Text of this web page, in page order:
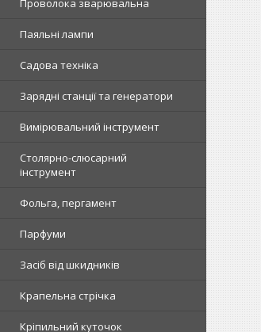
Проволока зварювальна
Паяльні лампи
Садова техніка
Зарядні станції та генератори
Вимірювальний інструмент
Столярно-слюсарний
інструмент
Фольга, пергамент
Парфуми
Засіб від шкидників
Крапельна стрічка
Кріпильний куточок